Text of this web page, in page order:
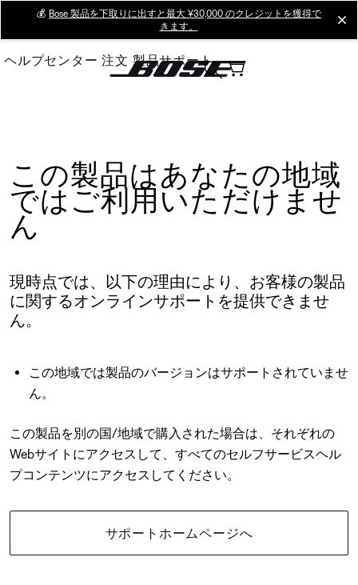
Main
💰 Bose 製品を下取りに出すと最大 ¥30,000 のクレジットを獲得で
きます。
ヘルプセンター 注文 製品サポート
この製品はあなたの地域
ではご利用いただけませ
ん
現時点では、以下の理由により、お客様の製品
に関するオンラインサポートを提供できませ
ん。
この地域では製品のバージョンはサポートされていませ
ん。
この製品を別の国/地域で購入された場合は、それぞれの
Webサイトにアクセスして、すべてのセルフサービスヘル
プコンテンツにアクセスしてください。
サポートホームページへ